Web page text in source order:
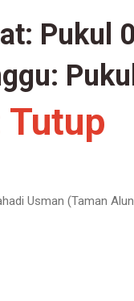
Pukul
Tutup
Usman (Taman